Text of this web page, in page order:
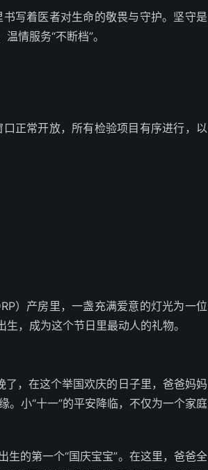
写着医者对生命的敬畏与守护。坚守是
情服务“不断档”。
正常开放，所有检验项目有序进行，以
）产房里，一盏充满爱意的灯光为一位
，成为这个节日里最动人的礼物。
，在这个举国欢庆的日子里，爸爸妈妈
小“十一”的平安降临，不仅为一个家庭
的第一个“国庆宝宝”。在这里，爸爸全